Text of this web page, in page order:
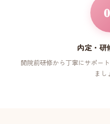
内定・研
開院前研修から丁寧にサポー
まし